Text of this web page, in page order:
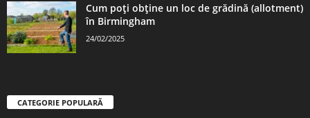
Cum poți obține un loc de grădină (allotment)
în Birmingham
24/02/2025
CATEGORIE POPULARĂ